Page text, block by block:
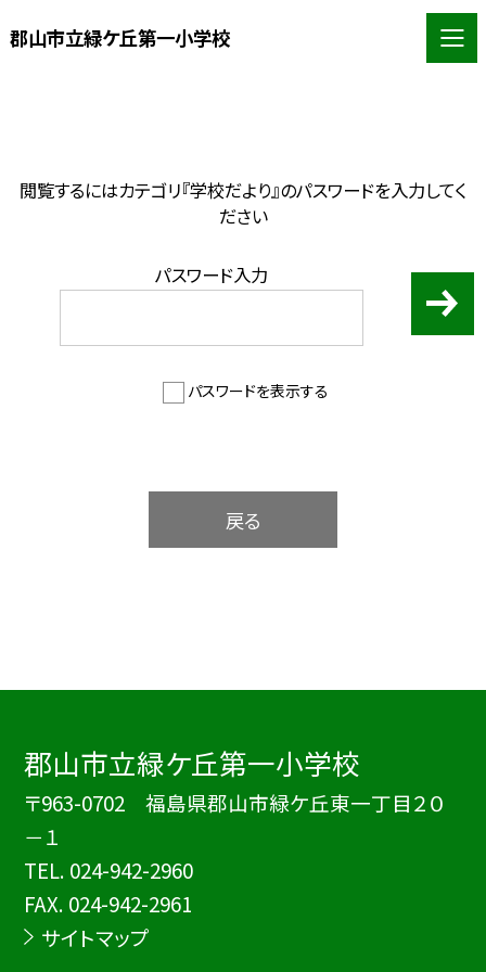
郡山市立緑ケ丘第一小学校
閲覧するにはカテゴリ『学校だより』のパスワードを入力してく
ださい
パスワード入力
パスワードを表示する
戻る
郡山市立緑ケ丘第一小学校
〒963-0702 福島県郡山市緑ケ丘東一丁目２０
－１
TEL. 024-942-2960
FAX. 024-942-2961
サイトマップ